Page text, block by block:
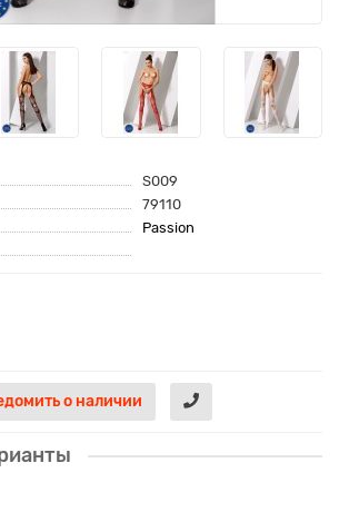
S009
79110
Passion
о наличии